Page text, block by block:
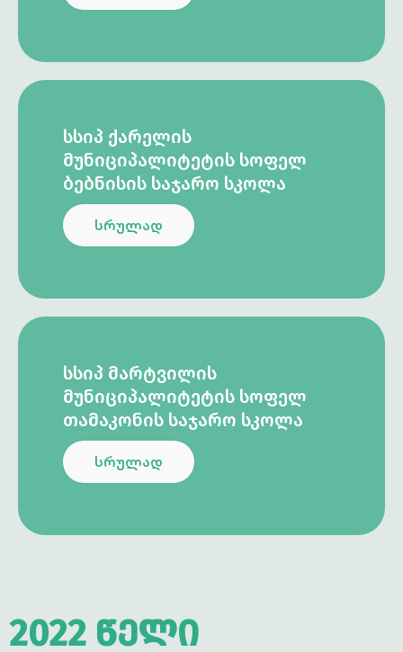
ᲡᲡᲘᲞ ᲥᲐᲠᲔᲚᲘᲡ
ᲛᲣᲜᲘᲪᲘᲞᲐᲚᲘᲢᲔᲢᲘᲡ ᲡᲝᲤᲔᲚ
ᲑᲔᲑᲜᲘᲡᲘᲡ ᲡᲐᲯᲐᲠᲝ ᲡᲙᲝᲚᲐ
სრულად
ᲡᲡᲘᲞ ᲛᲐᲠᲢᲕᲘᲚᲘᲡ
ᲛᲣᲜᲘᲪᲘᲞᲐᲚᲘᲢᲔᲢᲘᲡ ᲡᲝᲤᲔᲚ
ᲗᲐᲛᲐᲙᲝᲜᲘᲡ ᲡᲐᲯᲐᲠᲝ ᲡᲙᲝᲚᲐ
სრულად
2022 წელი